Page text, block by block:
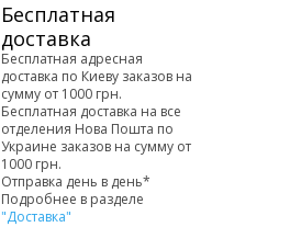
Бесплатная
доставка
Бесплатная адресная
доставка по Киеву заказов на
сумму от 1000 грн.
Бесплатная доставка на все
отделения Нова Пошта по
Украине заказов на сумму от
1000 грн.
Отправка день в день*
Подробнее в разделе
"Доставка"